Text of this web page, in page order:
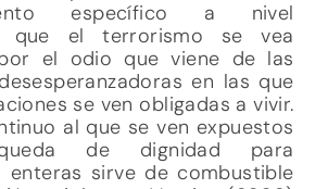
específico a nivel
que el terrorismo se vea
el odio que viene de las
en las que
se ven obligadas a vivir.
al que se ven expuestos
de dignidad para
enteras sirve de combustible